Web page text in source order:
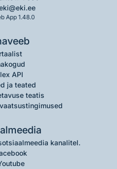
App 1.48.0
API
ja teated
teatis
kanalitel.